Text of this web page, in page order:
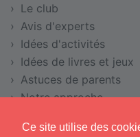
Ce site utilise des
Le club
Avis d'experts
Idées d'activités
Idées de livres et jeux
Astuces de parents
Notre approche
Mentions légales